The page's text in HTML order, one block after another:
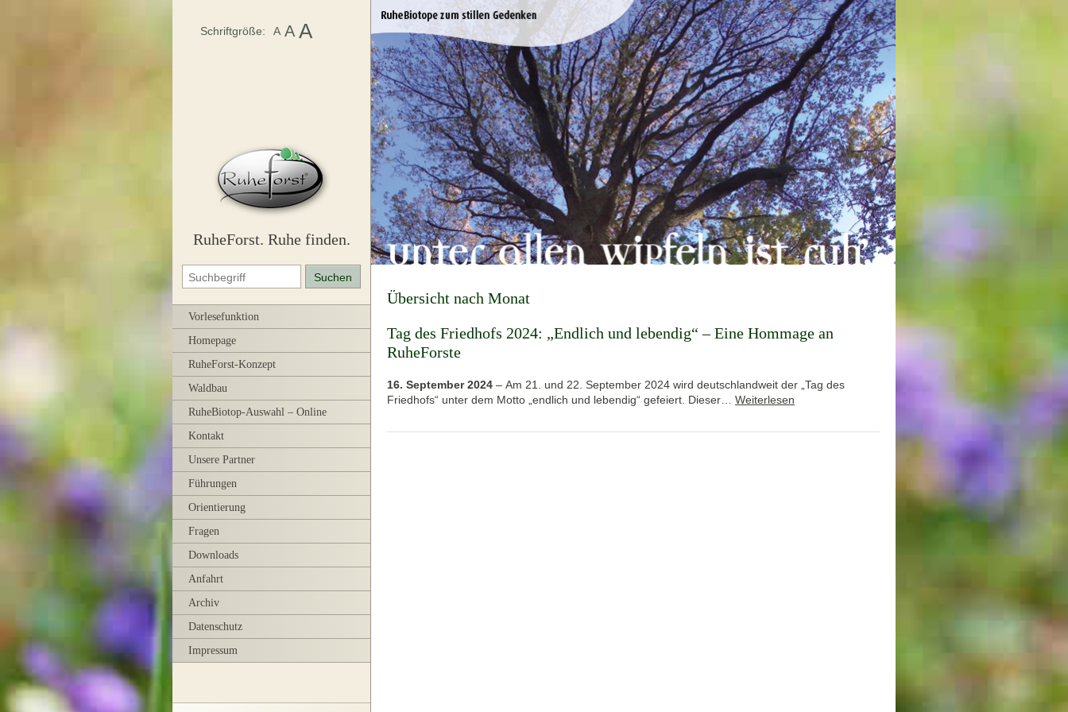
RuheForst. Ruhe finden.
Vorlesefunktion
Homepage
RuheForst-Konzept
Waldbau
RuheBiotop-Auswahl – Online
Kontakt
Unsere Partner
Führungen
Orientierung
Fragen
Downloads
Anfahrt
Archiv
Datenschutz
Impressum
Schriftgröße: A A A
Übersicht nach Monat
Tag des Friedhofs 2024: „Endlich und lebendig“ – Eine Hommage an
RuheForste
16. September 2024 – Am 21. und 22. September 2024 wird deutschlandweit der „Tag des
Friedhofs“ unter dem Motto „endlich und lebendig“ gefeiert. Dieser… Weiterlesen